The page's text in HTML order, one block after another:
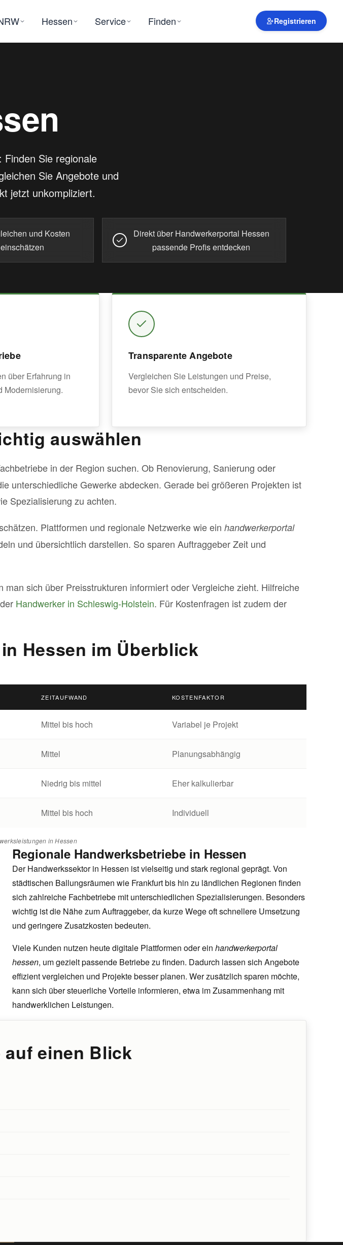
Hessen Service Finden Registrieren
Sie regionale
Sie Angebote und
jetzt unkompliziert.
und Kosten
Direkt über Handwerkerportal Hessen
passende Profis entdecken
über Erfahrung in
Modernisierung.
Transparente Angebote
Vergleichen Sie Leistungen und Preise,
bevor Sie sich entscheiden.
auswählen
in der Region suchen. Ob Renovierung, Sanierung oder
unterschiedliche Gewerke abdecken. Gerade bei größeren Projekten ist
Spezialisierung zu achten.
Plattformen und regionale Netzwerke wie ein handwerkerportal
und übersichtlich darstellen. So sparen Auftraggeber Zeit und
sich über Preisstrukturen informiert oder Vergleiche zieht. Hilfreiche
Handwerker in Schleswig-Holstein. Für Kostenfragen ist zudem der
Hessen im Überblick
ZEITAUFWAND KOSTENFAKTOR
Mittel bis hoch Variabel je Projekt
Mittel Planungsabhängig
Niedrig bis mittel Eher kalkulierbar
Mittel bis hoch Individuell
in Hessen
Regionale Handwerksbetriebe in Hessen
Der Handwerkssektor in Hessen ist vielseitig und stark regional geprägt. Von
städtischen Ballungsräumen wie Frankfurt bis hin zu ländlichen Regionen finden
sich zahlreiche Fachbetriebe mit unterschiedlichen Spezialisierungen. Besonders
wichtig ist die Nähe zum Auftraggeber, da kurze Wege oft schnellere Umsetzung
und geringere Zusatzkosten bedeuten.
Viele Kunden nutzen heute digitale Plattformen oder ein handwerkerportal
hessen, um gezielt passende Betriebe zu finden. Dadurch lassen sich Angebote
effizient vergleichen und Projekte besser planen. Wer zusätzlich sparen möchte,
kann sich über steuerliche Vorteile informieren, etwa im Zusammenhang mit
handwerklichen Leistungen.
einen Blick